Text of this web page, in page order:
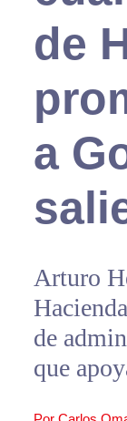
de
a
Arturo
de
que